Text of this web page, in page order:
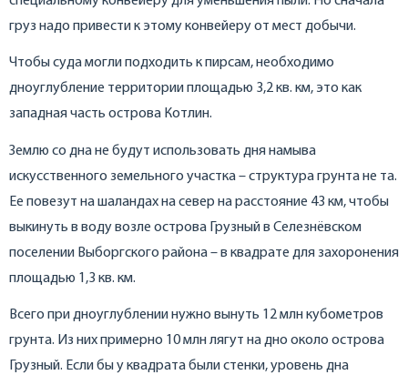
груз надо привести к этому конвейеру от мест добычи.
Чтобы суда могли подходить к пирсам, необходимо
дноуглубление территории площадью 3,2 кв. км, это как
западная часть острова Котлин.
Землю со дна не будут использовать дня намыва
искусственного земельного участка – структура грунта не та.
Ее повезут на шаландах на север на расстояние 43 км, чтобы
выкинуть в воду возле острова Грузный в Селезнёвском
поселении Выборгского района – в квадрате для захоронения
площадью 1,3 кв. км.
Всего при дноуглублении нужно вынуть 12 млн кубометров
грунта. Из них примерно 10 млн лягут на дно около острова
Грузный. Если бы у квадрата были стенки, уровень дна